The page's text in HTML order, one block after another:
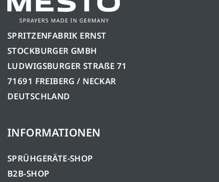
SPRITZENFABRIK ERNST
STOCKBURGER GMBH
LUDWIGSBURGER STRAßE 71
71691 FREIBERG / NECKAR
DEUTSCHLAND
INFORMATIONEN
SPRÜHGERÄTE-SHOP
B2B-SHOP